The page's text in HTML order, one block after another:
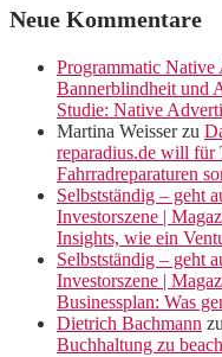
Neue Kommentare
Programmatic
Bannerblindheit und
Studie: Native
Martina Weisserzu
reparadius.de will für
Fahrradreparaturen
Selbstständig – geht
Investorszene |
Insights, wie ein
Selbstständig – geht
Investorszene |
Businessplan: Was
Dietrich Bachmann zu
Buchhaltung zu